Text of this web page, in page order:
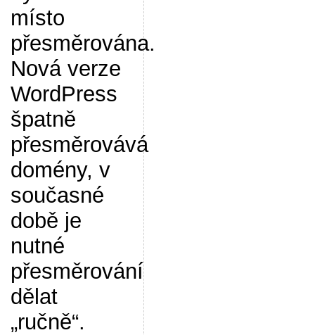
místo
přesměrována.
Nová verze
WordPress
špatně
přesměrovává
domény, v
současné
době je
nutné
přesměrování
dělat
„ručně“.